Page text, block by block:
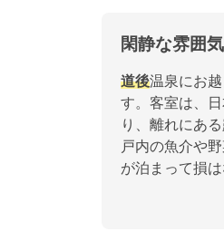
閑静な雰囲
道後温泉にお
す。客室は、
り、離れにあ
戸内の魚介や
が泊まって損は